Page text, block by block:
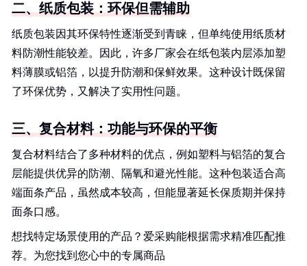
二、纸质包装：环保但需辅助
纸质包装因其环保特性逐渐受到青睐，但单纯使用纸质材
料防潮性能较差。因此，许多厂家会在纸包装内层添加塑
料薄膜或铝箔，以提升防潮和保鲜效果。这种设计既保留
了环保优势，又解决了实用性问题。
三、复合材料：功能与环保的平衡
复合材料结合了多种材料的优点，例如塑料与铝箔的复合
层能提供优异的防潮、隔氧和避光性能。这种包装适合高
端面条产品，虽然成本较高，但能显著延长保质期并保持
面条口感。
想找特定场景使用的产品？爱采购能根据需求精准匹配推
荐。为您找到您心中的专属商品